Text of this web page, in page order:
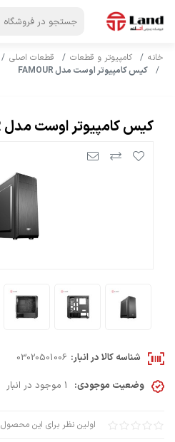
خانه کامپیوتر و قطعات قطعات اصلی
کیس کامپیوتر اوست مدل FAMOUR
کیس کامپیوتر اوست مدل FAMOUR
اولین نظر برای این محصول
شناسه کالا در انبار: 03020501006
وضعیت موجودی: 1 موجود در انبار